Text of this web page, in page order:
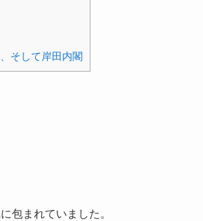
そして岸田内閣
包まれていました。